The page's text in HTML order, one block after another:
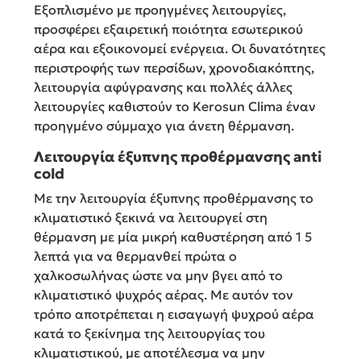
Εξοπλισμένο με προηγμένες λειτουργίες,
προσφέρει εξαιρετική ποιότητα εσωτερικού
αέρα και εξοικονομεί ενέργεια. Οι δυνατότητες
περιστροφής των περσίδων, χρονοδιακόπτης,
λειτουργία αφύγρανσης και πολλές άλλες
λειτουργίες καθιστούν το Kerosun Clima έναν
προηγμένο σύμμαχο για άνετη θέρμανση.
Λειτουργία έξυπνης προθέρμανσης anti
cold
Με την λειτουργία έξυπνης προθέρμανσης το
κλιματιστικό ξεκινά να λειτουργεί στη
θέρμανση με μία μικρή καθυστέρηση από 1 5
λεπτά για να θερμανθεί πρώτα ο
χαλκοσωλήνας ώστε να μην βγει από το
κλιματιστικό ψυχρός αέρας. Με αυτόν τον
τρόπο αποτρέπεται η εισαγωγή ψυχρού αέρα
κατά το ξεκίνημα της λειτουργίας του
κλιματιστικού, με αποτέλεσμα να μην